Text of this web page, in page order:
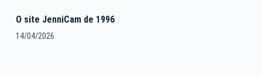
O site JenniCam de 1996
14/04/2026